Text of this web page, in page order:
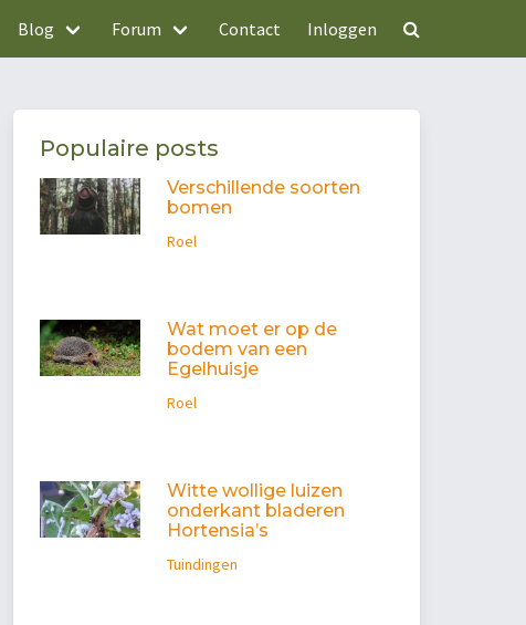
Blog Forum Contact Inloggen
Populaire posts
Verschillende soorten
bomen
Roel
Wat moet er op de
bodem van een
Egelhuisje
Roel
Witte wollige luizen
onderkant bladeren
Hortensia’s
Tuindingen